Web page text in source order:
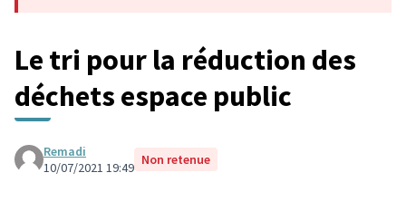
Le tri pour la réduction des
déchets espace public
Remadi
10/07/2021 19:49 Non retenue